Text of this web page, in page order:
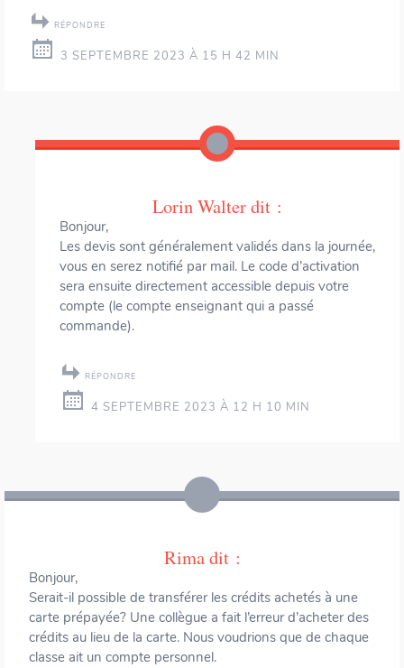
RÉPONDRE
3 SEPTEMBRE 2023 À 15 H 42 MIN
Lorin Walterdit :
Bonjour,
Les devis sont généralement validés dans la journée,
vous en serez notifié par mail. Le code d’activation
sera ensuite directement accessible depuis votre
compte (le compte enseignant qui a passé
commande).
RÉPONDRE
4 SEPTEMBRE 2023 À 12 H 10 MIN
Rimadit :
Bonjour,
Serait-il possible de transférer les crédits achetés à une
carte prépayée? Une collègue a fait l’erreur d’acheter des
crédits au lieu de la carte. Nous voudrions que de chaque
classe ait un compte personnel.